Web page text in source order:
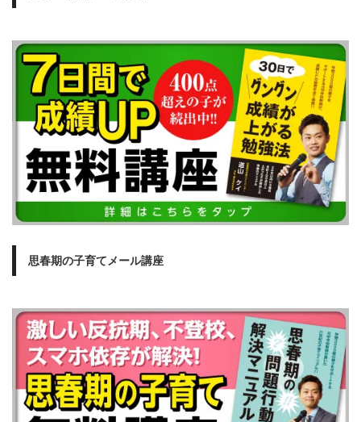
思春期の子育てメール講座